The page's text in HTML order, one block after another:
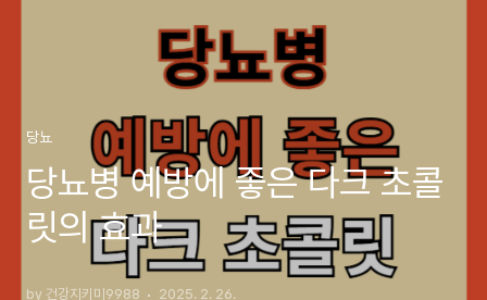
당뇨
당뇨병 예방에 좋은 다크 초콜
릿의 효과
by 건강지키미9988 2025. 2. 26.